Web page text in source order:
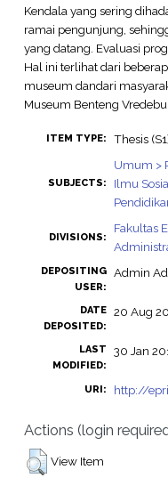
Kendala yang sering
ramai pengunjung,
yang datang. Evaluasi
Hal ini terlihat dari
museum dandari
Museum Benteng
ITEM TYPE: Thesis
SUBJECTS:
Umum >
Ilmu
DIVISIONS:
Fakultas
DEPOSITING
USER:
Admin
DATE
DEPOSITED:
20 Aug
LAST
MODIFIED:
30 Jan
URI: http://
Actions (login
View Item